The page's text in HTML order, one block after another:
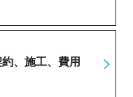
、施工、費用